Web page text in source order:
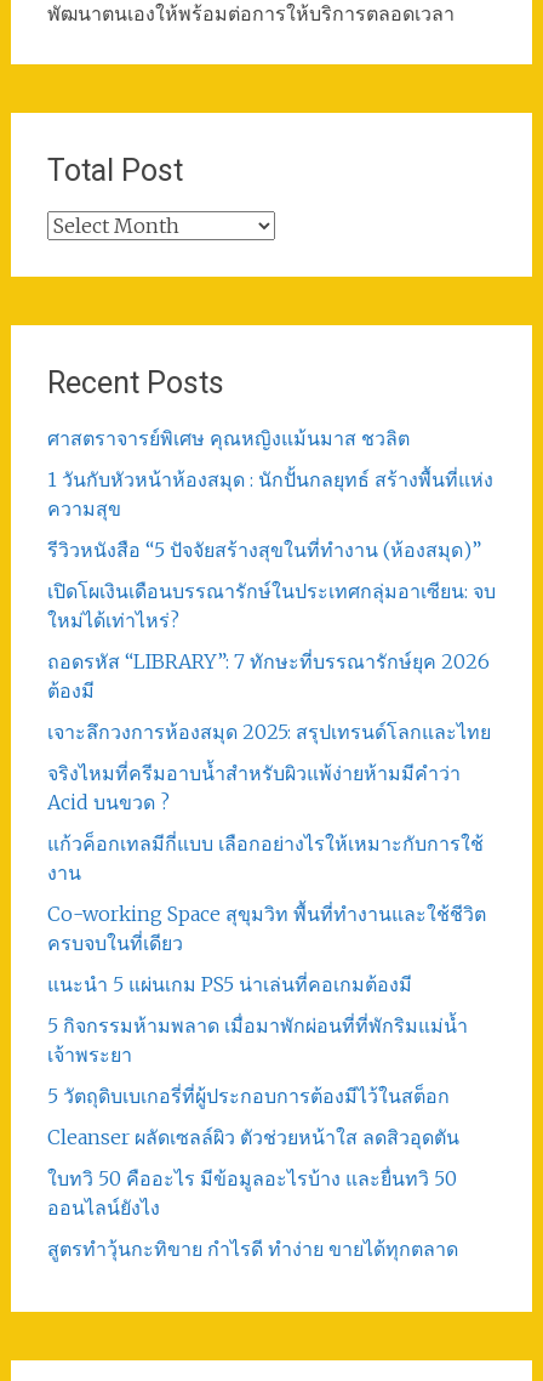
พัฒนาตนเองให้พร้อมต่อการให้บริการตลอดเวลา
Total Post
Total
Recent Posts
ศาสตราจารย์พิเศษ คุณหญิงแม้นมาส ชวลิต
1 วันกับหัวหน้าห้องสมุด : นักปั้นกลยุทธ์ สร้างพื้นที่แห่ง
ความสุข
รีวิวหนังสือ “5 ปัจจัยสร้างสุขในที่ทำงาน (ห้องสมุด)”
เปิดโผเงินเดือนบรรณารักษ์ในประเทศกลุ่มอาเซียน: จบ
ใหม่ได้เท่าไหร่?
ถอดรหัส “LIBRARY”: 7 ทักษะที่บรรณารักษ์ยุค 2026
ต้องมี
เจาะลึกวงการห้องสมุด 2025: สรุปเทรนด์โลกและไทย
จริงไหมที่ครีมอาบน้ำสำหรับผิวแพ้ง่ายห้ามมีคำว่า
Acid บนขวด ?
แก้วค็อกเทลมีกี่แบบ เลือกอย่างไรให้เหมาะกับการใช้
งาน
Co-working Space สุขุมวิท พื้นที่ทำงานและใช้ชีวิต
ครบจบในที่เดียว
แนะนำ 5 แผ่นเกม PS5 น่าเล่นที่คอเกมต้องมี
5 กิจกรรมห้ามพลาด เมื่อมาพักผ่อนที่ที่พักริมแม่น้ำ
เจ้าพระยา
5 วัตถุดิบเบเกอรี่ที่ผู้ประกอบการต้องมีไว้ในสต็อก
Cleanser ผลัดเซลล์ผิว ตัวช่วยหน้าใส ลดสิวอุดตัน
ใบทวิ 50 คืออะไร มีข้อมูลอะไรบ้าง และยื่นทวิ 50
ออนไลน์ยังไง
สูตรทําวุ้นกะทิขาย กำไรดี ทำง่าย ขายได้ทุกตลาด